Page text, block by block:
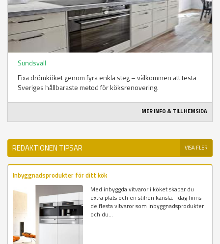
Sundsvall
Fixa drömköket genom fyra enkla steg – välkommen att testa
Sveriges hållbaraste metod för köksrenovering.
MER INFO & TILL HEMSIDA
REDAKTIONEN TIPSAR VISA FLER
Inbyggnadsprodukter för ditt kök
Med inbyggda vitvaror i köket skapar du
extra plats och en stilren känsla. Idag finns
de flesta vitvaror som inbyggnadsprodukter
och du...